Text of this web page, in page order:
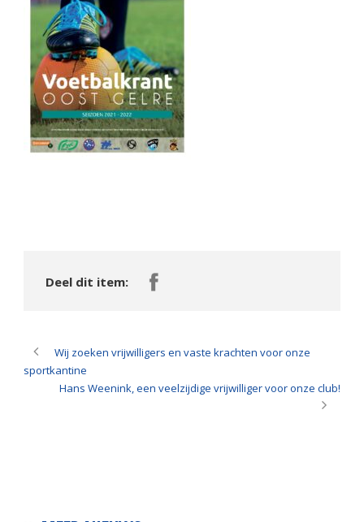
Deel dit item:
Wij zoeken vrijwilligers en vaste krachten voor onze
sportkantine
Hans Weenink, een veelzijdige vrijwilliger voor onze club!